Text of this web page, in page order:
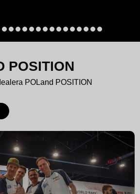
POSITION
POLand POSITION